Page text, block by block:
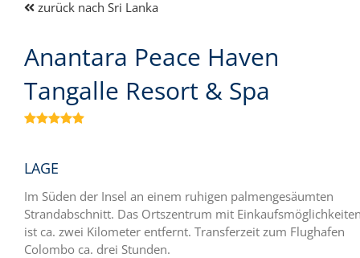
zurück nach Sri Lanka
Anantara Peace Haven
Tangalle Resort & Spa

LAGE
Im Süden der Insel an einem ruhigen palmengesäumten
Strandabschnitt. Das Ortszentrum mit
ist ca. zwei Kilometer entfernt. Transferzeit zum Flughafen
Colombo ca. drei Stunden.